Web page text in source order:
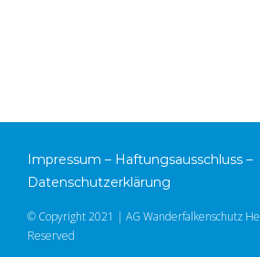
Impressum – Haftungsausschluss –
Datenschutzerklärung
© Copyright 2021 | AG Wanderfalkenschutz
Reserved